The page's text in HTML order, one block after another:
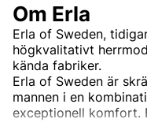
Om Erla
Erla of Sweden,
högkvalitativt
kända fabriker.
Erla of Sweden är
mannen i en
exceptionell komfort.